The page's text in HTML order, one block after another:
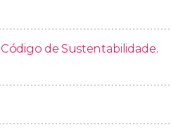
Código de Sustentabilidade.